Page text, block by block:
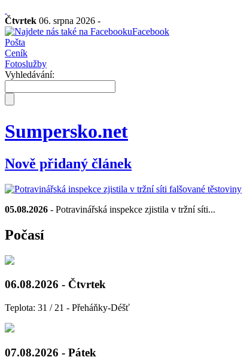
Čtvrtek 06. srpna 2026 -
Facebook
Pošta
Ceník
Fotoslužby
Vyhledávání:
Sumpersko.net
Nově přidaný článek
05.08.2026 - Potravinářská inspekce zjistila v tržní síti...
Počasí
06.08.2026 - Čtvrtek
Teplota: 31 / 21 - Přeháňky-Déšť
07.08.2026 - Pátek